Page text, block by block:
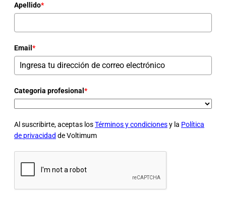
Apellido*
Email *
Categoria profesional *
Al suscribirte, aceptas losTérminos y condicionesy la Política
de privacidad de Voltimum